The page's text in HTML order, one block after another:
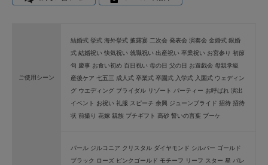
ご使用シーン
結婚式 挙式 海外挙式 披露宴 二次会 発表会 演奏会 金婚式 銀婚
式 結婚祝い 快気祝い 就職祝い 出産祝い 卒業祝い お宮参り 初節
句 慶事 お食い初め 百日祝い 母の日 父の日 お遊戯会 母親学級
産後ケア 七五三 成人式 卒業式 卒園式 入学式 入園式 ウェディン
グ ウエディング ブライダル リゾート パーティー お呼ばれ 演出
イベント お祝い 礼服 スピーチ 余興 ジューンブライド 招待 招待
状 前撮り 花嫁 親族 プチギフト 高砂 誓いの言葉 ブーケ
パール ジルコニア クリスタル ダイヤモンド シルバー ゴールド
ブラック ローズ ピンクゴールド モチーフ リーフ スター 星 バレ